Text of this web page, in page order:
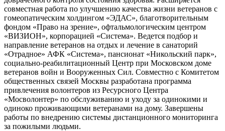
совместная работа по улучшению качества жизни ветеранов с
гомеопатическим холдингом «ЭДАС», благотворительным
фондом «Право на зрение», офтальмологическим центром
«ВИЗИОН», корпорацией «Система». Ведется подбор и
направление ветеранов на отдых и лечение в санаторий
«Отрадное» АФК «Система», пансионат «Никольский парк»,
социально-реабилитационный Центр при Московском доме
ветеранов войн и Вооруженных Сил. Совместно с Комитетом
общественных связей Москвы разработана программа
привлечения волонтеров из Ресурсного Центра
«Мосволонтер» по обслуживанию и уходу за одинокими и
одиноко проживающими ветеранами на дому. Завершены
работы по внедрению системы дистанционного мониторинга
за пожилыми людьми.